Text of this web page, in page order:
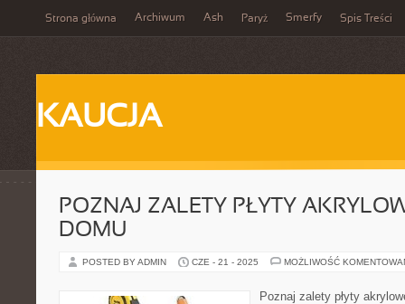
Strona główna Archiwum Ash Paryż Smerfy Spis Treści
KAUCJA
POZNAJ ZALETY PŁYTY
DOMU
POSTED BY ADMIN CZE - 21 - 2025 MOŻLIWOŚĆ
Poznaj zalety płyty